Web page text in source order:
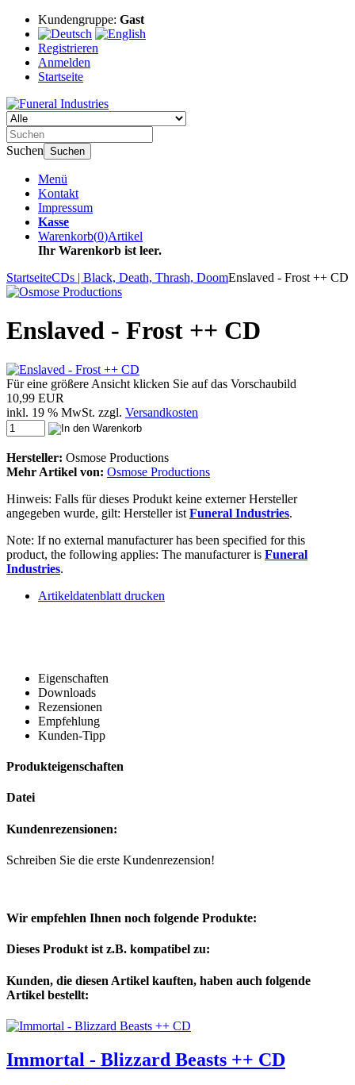
Kundengruppe: Gast
Registrieren
Anmelden
Startseite
Suchen Suchen
Menü
Kontakt
Impressum
Kasse
Warenkorb(0)Artikel
Ihr Warenkorb ist leer.
StartseiteCDs | Black, Death, Thrash, DoomEnslaved - Frost ++ CD
Enslaved - Frost ++ CD
Für eine größere Ansicht klicken Sie auf das Vorschaubild
10,99 EUR
inkl. 19 % MwSt. zzgl. Versandkosten
Hersteller: Osmose Productions
Mehr Artikel von: Osmose Productions
Hinweis: Falls für dieses Produkt keine externer Hersteller
angegeben wurde, gilt: Hersteller ist Funeral Industries.
Note: If no external manufacturer has been specified for this
product, the following applies: The manufacturer is Funeral
Industries.
Artikeldatenblatt drucken
Eigenschaften
Downloads
Rezensionen
Empfehlung
Kunden-Tipp
Produkteigenschaften
Datei
Kundenrezensionen:
Schreiben Sie die erste Kundenrezension!
Wir empfehlen Ihnen noch folgende Produkte:
Dieses Produkt ist z.B. kompatibel zu:
Kunden, die diesen Artikel kauften, haben auch folgende
Artikel bestellt:
Immortal - Blizzard Beasts ++ CD